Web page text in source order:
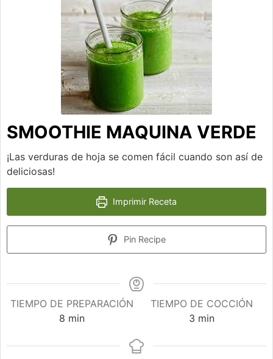
SMOOTHIE MAQUINA VERDE
¡Las verduras de hoja se comen fácil cuando son así de
deliciosas!
Imprimir Receta
Pin Recipe
TIEMPO DE PREPARACIÓN
8minutos
min
TIEMPO DE COCCIÓN
3minutos
min